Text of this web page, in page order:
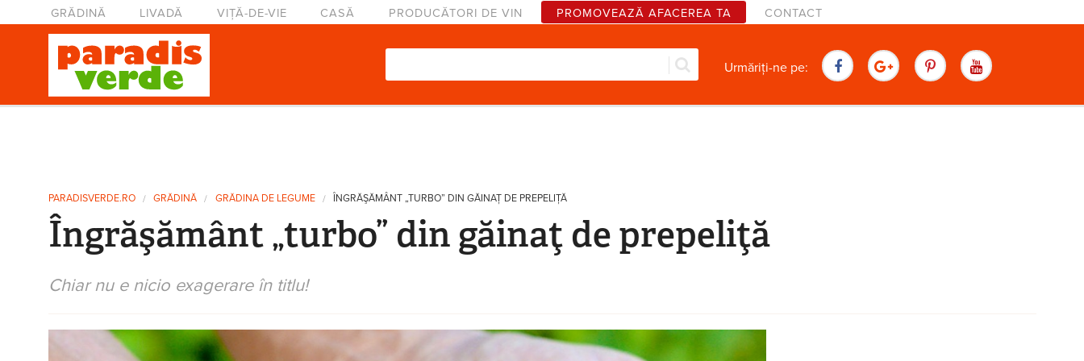
Mergi la conţinutul principal
Meniu principal
GRĂDINĂ LIVADĂ VIȚĂ-DE-VIE CASĂ PRODUCĂTORI DE VIN PROMOVEAZĂ AFACEREA TA CONTACT
Formular de căutare Urmăriți-ne pe:
Eşti aici
PARADISVERDE.RO GRĂDINĂ GRĂDINA DE LEGUME ÎNGRĂŞĂMÂNT „TURBO” DIN GĂINAŢ DE PREPELIŢĂ
Îngrăşământ „turbo” din găinaţ de prepeliţă
Chiar nu e nicio exagerare în titlu!